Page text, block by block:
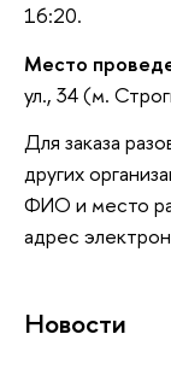
16:20.
Место
ул., 34 (м.
Для заказа
других
ФИО и место
адрес
Новости